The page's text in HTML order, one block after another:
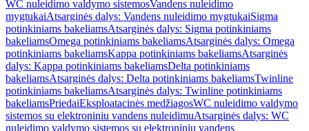
WC nuleidimo valdymo sistemosVandens nuleidimo
mygtukaiAtsarginės dalys: Vandens nuleidimo mygtukaiSigma
potinkiniams bakeliamsAtsarginės dalys: Sigma potinkiniams
bakeliamsOmega potinkiniams bakeliamsAtsarginės dalys: Omega
potinkiniams bakeliamsKappa potinkiniams bakeliamsAtsarginės
dalys: Kappa potinkiniams bakeliamsDelta potinkiniams
bakeliamsAtsarginės dalys: Delta potinkiniams bakeliamsTwinline
potinkiniams bakeliamsAtsarginės dalys: Twinline potinkiniams
bakeliamsPriedaiEksploatacinės medžiagosWC nuleidimo valdymo
sistemos su elektroniniu vandens nuleidimuAtsarginės dalys: WC
nuleidimo valdymo sistemos su elektroniniu vandens